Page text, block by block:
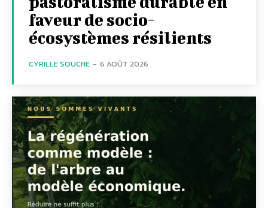
faveur de socio-
écosystèmes résilients
CYRILLE SOUCHE - 6 AOÛT 2026